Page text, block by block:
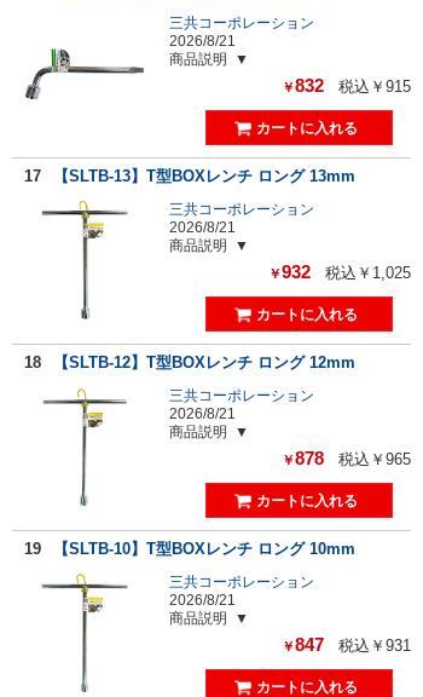
三共コーポレーション
2026/8/21
商品説明
￥832 税込￥915
17 【SLTB-13】T型BOXレンチ ロング 13mm
三共コーポレーション
2026/8/21
商品説明
￥932 税込￥1,025
18 【SLTB-12】T型BOXレンチ ロング 12mm
三共コーポレーション
2026/8/21
商品説明
￥878 税込￥965
19 【SLTB-10】T型BOXレンチ ロング 10mm
三共コーポレーション
2026/8/21
商品説明
￥847 税込￥931